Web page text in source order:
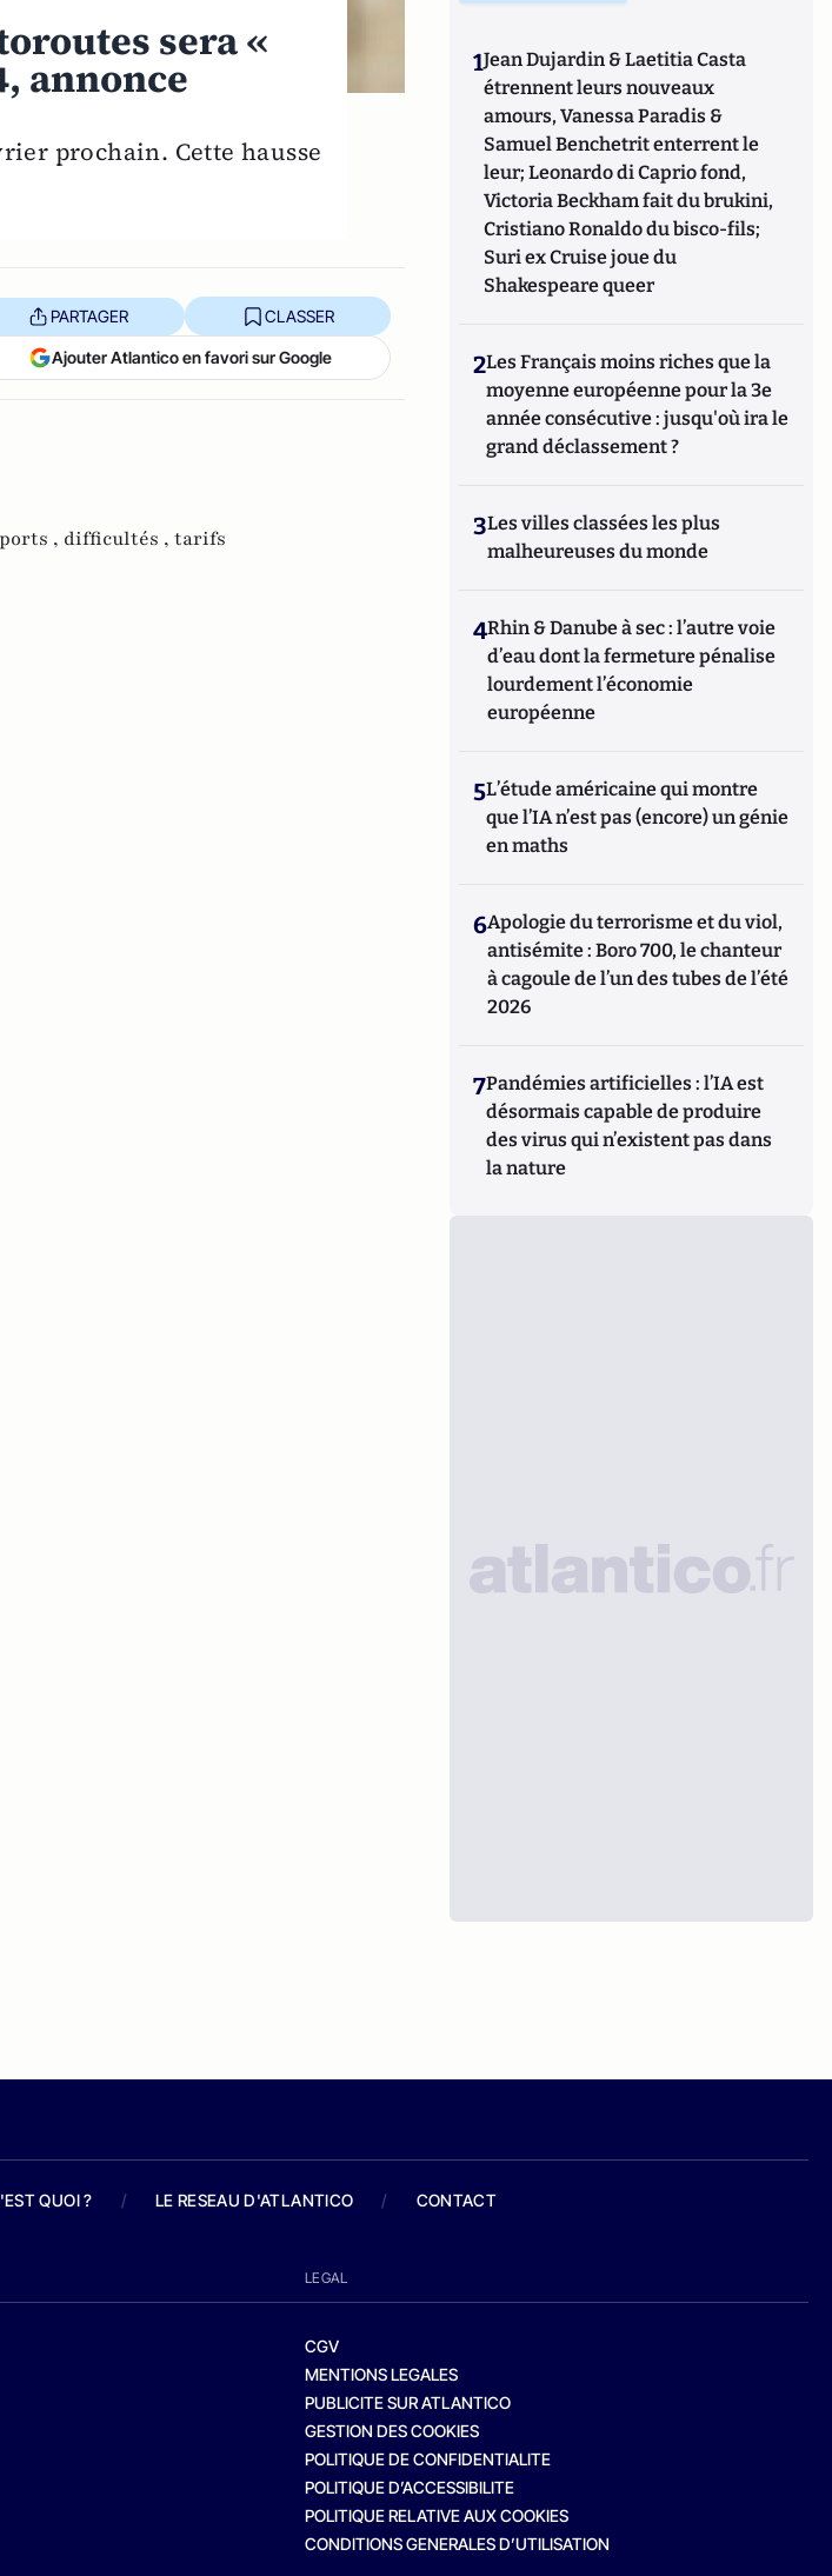
sera «
annonce
prochain. Cette hausse
PARTAGER CLASSER
Ajouter Atlantico en favori sur Google
, difficultés , tarifs
1Jean Dujardin & Laetitia Casta
étrennent leurs nouveaux
amours, Vanessa Paradis &
Samuel Benchetrit enterrent le
leur; Leonardo di Caprio fond,
Victoria Beckham fait du brukini,
Cristiano Ronaldo du bisco-fils;
Suri ex Cruise joue du
Shakespeare queer
2Les Français moins riches que la
moyenne européenne pour la 3e
année consécutive : jusqu'où ira le
grand déclassement ?
3Les villes classées les plus
malheureuses du monde
4Rhin & Danube à sec : l’autre voie
d’eau dont la fermeture pénalise
lourdement l’économie
européenne
5L’étude américaine qui montre
que l’IA n’est pas (encore) un génie
en maths
6Apologie du terrorisme et du viol,
antisémite : Boro 700, le chanteur
à cagoule de l’un des tubes de l’été
2026
7Pandémies artificielles : l’IA est
désormais capable de produire
des virus qui n’existent pas dans
la nature
QUOI ? / LE RESEAU D'ATLANTICO / CONTACT
LEGAL
CGV
MENTIONS LEGALES
PUBLICITE SUR ATLANTICO
GESTION DES COOKIES
POLITIQUE DE CONFIDENTIALITE
POLITIQUE D’ACCESSIBILITE
POLITIQUE RELATIVE AUX COOKIES
CONDITIONS GENERALES D’UTILISATION